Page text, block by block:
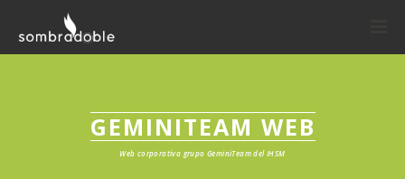
GEMINITEAM WEB
Web corporativa grupo GeminiTeam del IHSM